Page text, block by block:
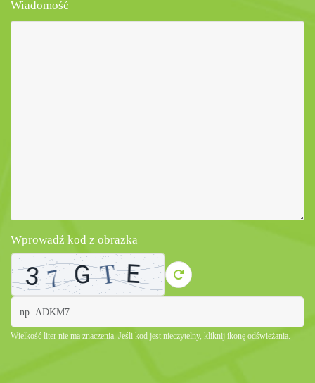
Wiadomość
Wprowadź kod z obrazka
Wielkość liter nie ma znaczenia. Jeśli kod jest nieczytelny, kliknij ikonę odświeżania.